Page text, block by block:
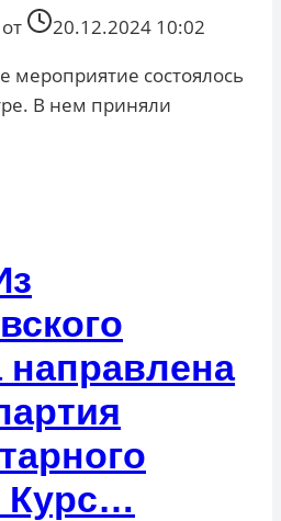
20.12.2024 10:02
мероприятие состоялось
В нем приняли
направлена
Курс…